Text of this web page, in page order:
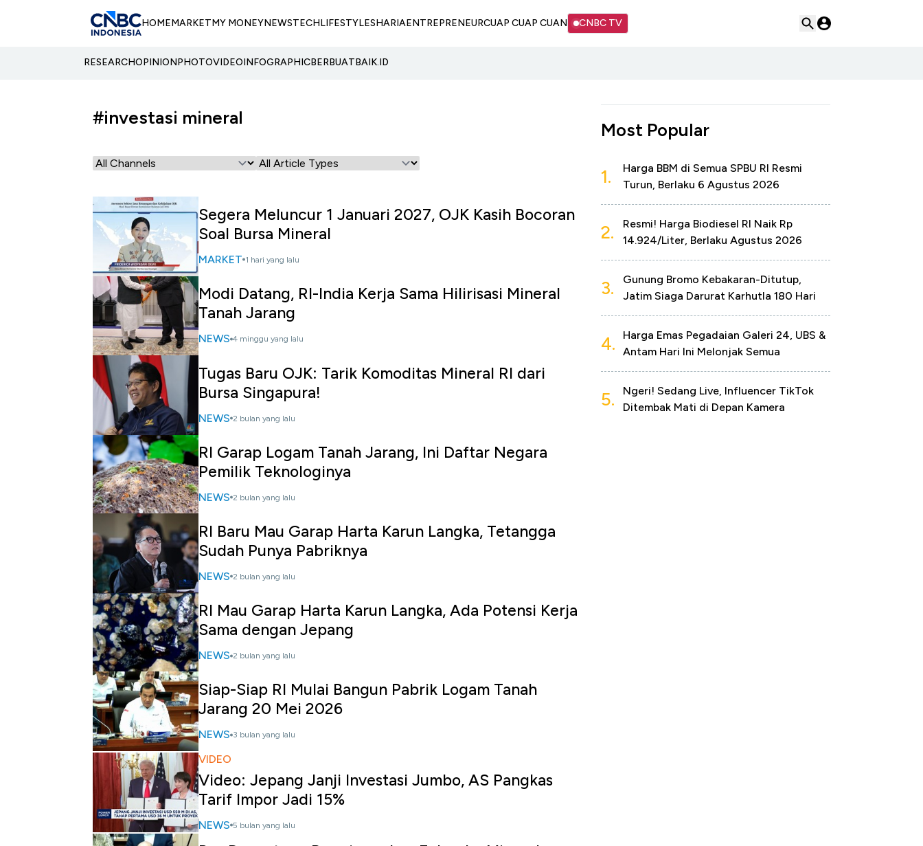
HOMEMARKETMY MONEYNEWSTECHLIFESTYLESHARIAENTREPRENEURCUAP CUAP CUAN CNBC TV
RESEARCHOPINIONPHOTOVIDEOINFOGRAPHICBERBUATBAIK.ID
#investasi mineral
Segera Meluncur 1 Januari 2027, OJK Kasih Bocoran
Soal Bursa Mineral
MARKET 1 hari yang lalu
Modi Datang, RI-India Kerja Sama Hilirisasi Mineral
Tanah Jarang
NEWS 4 minggu yang lalu
Tugas Baru OJK: Tarik Komoditas Mineral RI dari
Bursa Singapura!
NEWS 2 bulan yang lalu
RI Garap Logam Tanah Jarang, Ini Daftar Negara
Pemilik Teknologinya
NEWS 2 bulan yang lalu
RI Baru Mau Garap Harta Karun Langka, Tetangga
Sudah Punya Pabriknya
NEWS 2 bulan yang lalu
RI Mau Garap Harta Karun Langka, Ada Potensi Kerja
Sama dengan Jepang
NEWS 2 bulan yang lalu
Siap-Siap RI Mulai Bangun Pabrik Logam Tanah
Jarang 20 Mei 2026
NEWS 3 bulan yang lalu
VIDEO
Video: Jepang Janji Investasi Jumbo, AS Pangkas
Tarif Impor Jadi 15%
NEWS 5 bulan yang lalu
Most Popular
1.
Harga BBM di Semua SPBU RI Resmi
Turun, Berlaku 6 Agustus 2026
2.
Resmi! Harga Biodiesel RI Naik Rp
14.924/Liter, Berlaku Agustus 2026
3.
Gunung Bromo Kebakaran-Ditutup,
Jatim Siaga Darurat Karhutla 180 Hari
4.
Harga Emas Pegadaian Galeri 24, UBS &
Antam Hari Ini Melonjak Semua
5.
Ngeri! Sedang Live, Influencer TikTok
Ditembak Mati di Depan Kamera